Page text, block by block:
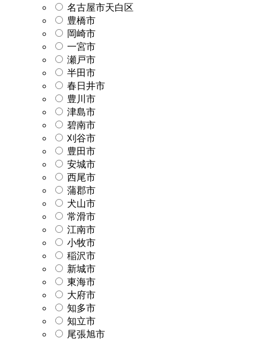
名古屋市天白区
豊橋市
岡崎市
一宮市
瀬戸市
半田市
春日井市
豊川市
津島市
碧南市
刈谷市
豊田市
安城市
西尾市
蒲郡市
犬山市
常滑市
江南市
小牧市
稲沢市
新城市
東海市
大府市
知多市
知立市
尾張旭市